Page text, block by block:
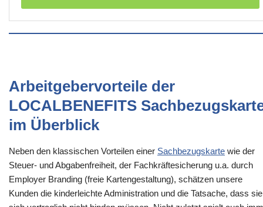
Arbeitgebervorteile der
LOCALBENEFITS
im Überblick
Neben den klassischen Vorteilen einer Sachbezugskarte wie der
Steuer- und Abgabenfreiheit, der Fachkräftesicherung u.a. durch
Employer Branding (freie Kartengestaltung), schätzen unsere
Kunden die kinderleichte Administration und die Tatsache, dass sie